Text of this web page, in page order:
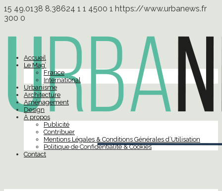
15 49.0138 8.38624 1 1 4500 1 https://www.urbanews.fr
300 0
Accueil
Le Mag’
France
International
Urbanisme
Architecture
Aménagement
Design
À propos
Publicité
Contribuer
Mentions Légales & Conditions Générales d’Utilisation
Politique de Confidentialité & Cookies
Contact